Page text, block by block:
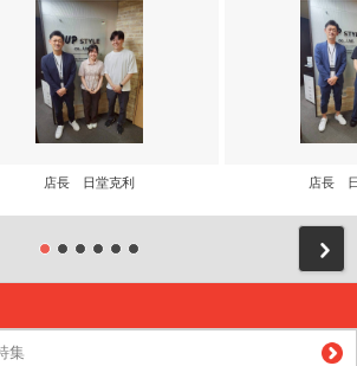
店長 日堂克利 店長
集